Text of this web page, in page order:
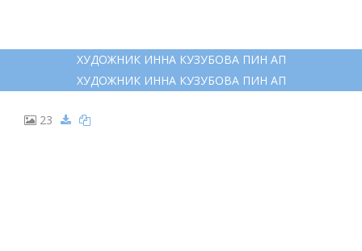
ХУДОЖНИК ИННА КУЗУБОВА ПИН АП
ХУДОЖНИК ИННА КУЗУБОВА ПИН АП
23